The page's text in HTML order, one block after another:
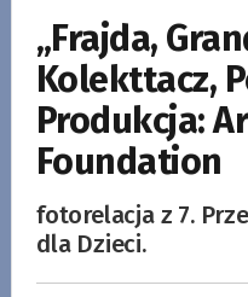
„Frajda,
Kolekttacz,
Produkcja:
Foundation
fotorelacja z 7.
dla Dzieci.